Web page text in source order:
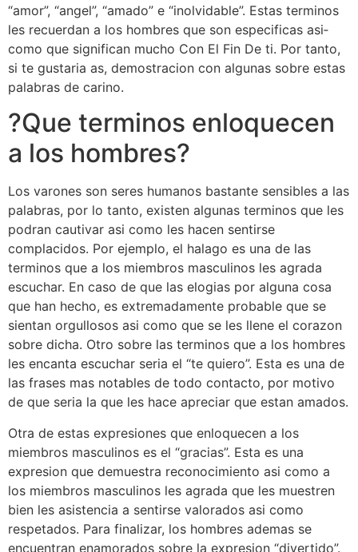
“amor”, “angel”, “amado” e “inolvidable”. Estas terminos
les recuerdan a los hombres que son especificas asi­
como que significan mucho Con El Fin De ti. Por tanto,
si te gustaria as, demostracion con algunas sobre estas
palabras de carino.
?Que terminos enloquecen
a los hombres?
Los varones son seres humanos bastante sensibles a las
palabras, por lo tanto, existen algunas terminos que les
podran cautivar asi­ como les hacen sentirse
complacidos. Por ejemplo, el halago es una de las
terminos que a los miembros masculinos les agrada
escuchar. En caso de que las elogias por alguna cosa
que han hecho, es extremadamente probable que se
sientan orgullosos asi­ como que se les llene el corazon
sobre dicha. Otro sobre las terminos que a los hombres
les encanta escuchar seri­a el “te quiero”. Esta es una de
las frases mas notables de todo contacto, por motivo
de que seri­a la que les hace apreciar que estan amados.
Otra de estas expresiones que enloquecen a los
miembros masculinos es el “gracias”. Esta es una
expresion que demuestra reconocimiento asi­ como a
los miembros masculinos les agrada que les muestren
bien les asistencia a sentirse valorados asi­ como
respetados. Para finalizar, los hombres ademas se
encuentran enamorados sobre la expresion “divertido”.